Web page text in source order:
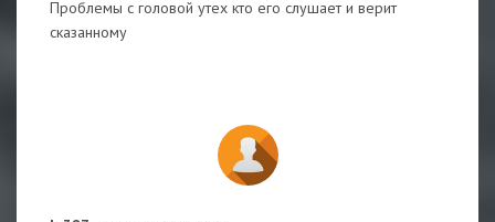
Проблемы с головой утех кто его слушает и верит
сказанному